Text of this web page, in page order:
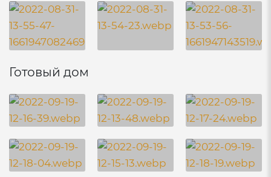
Готовый дом